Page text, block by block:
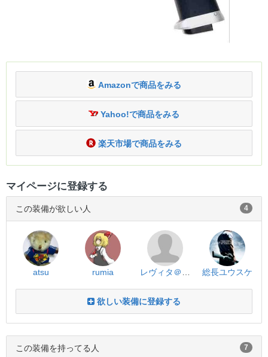
Amazonで商品をみる
Yahoo!で商品をみる
楽天市場で商品をみる
マイページに登録する
この装備が欲しい人 4
atsu rumia 総長ユウスケ
欲しい装備に登録する
この装備を持ってる人 7